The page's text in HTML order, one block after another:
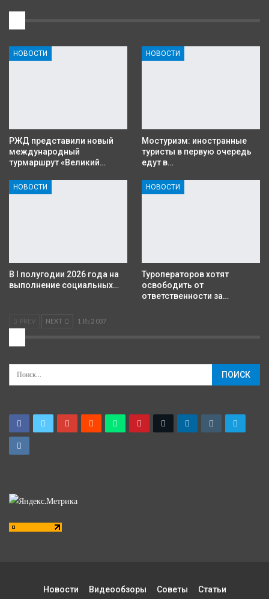
НОВОСТИ
РЖД представили новый
международный
турмаршрут «Великий…
НОВОСТИ
Мостуризм: иностранные
туристы в первую очередь
едут в…
НОВОСТИ
В I полугодии 2026 года на
выполнение социальных…
НОВОСТИ
Туроператоров хотят
освободить от
ответственности за…
PREV NEXT 1 Из 2 037
Новости Видеообзоры Советы Статьи